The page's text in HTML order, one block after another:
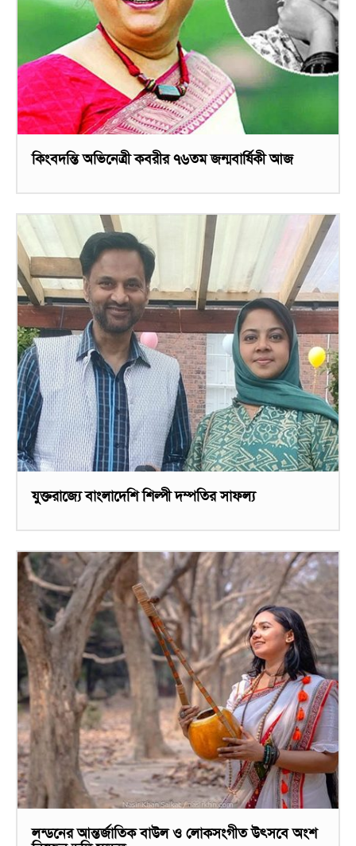
কিংবদন্তি অভিনেত্রী কবরীর ৭৬তম জন্মবার্ষিকী আজ
যুক্তরাজ্যে বাংলাদেশি শিল্পী দম্পতির সাফল্য
লন্ডনের আন্তর্জাতিক বাউল ও লোকসংগীত উৎসবে অংশ